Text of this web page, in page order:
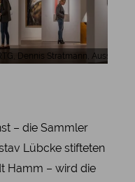
im Gustav Lübcke
Dennis Stratmann,
– die Sammler
Lübcke stifteten
Hamm – wird die